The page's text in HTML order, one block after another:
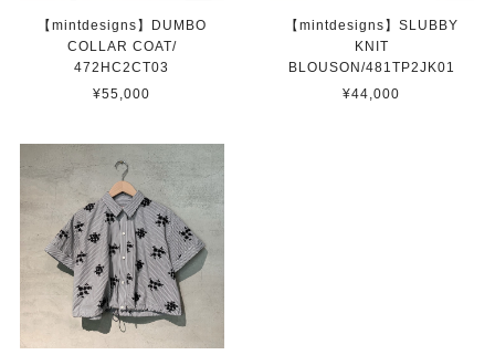
【mintdesigns】DUMBO
COLLAR COAT/
472HC2CT03
¥55,000
【mintdesigns】SLUBBY
KNIT
BLOUSON/481TP2JK01
¥44,000